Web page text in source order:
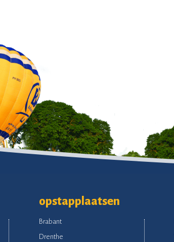
opstapplaatsen
Brabant
Drenthe